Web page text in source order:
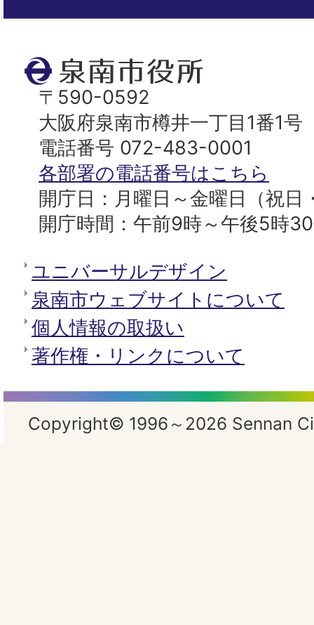
泉
南
市
役
所
〒590-0592
大阪府泉南市樽井一丁目1番1号
電話番号 072-483-0001
各部署の電話番号はこちら
開庁日：月曜日～金曜日（祝日
開庁時間：午前9時～午後5時
ユニバーサルデザイン
泉南市ウェブサイトについて
個人情報の取扱い
著作権・リンクについて
Copyright© 1996～2026 Sennan